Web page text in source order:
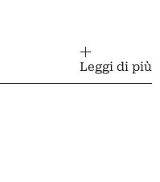
Leggi di più